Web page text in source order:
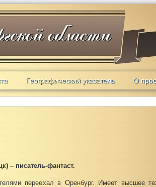
Географический указатель О
– писатель-фантаст.
переехал в Оренбург. Имеет высшее